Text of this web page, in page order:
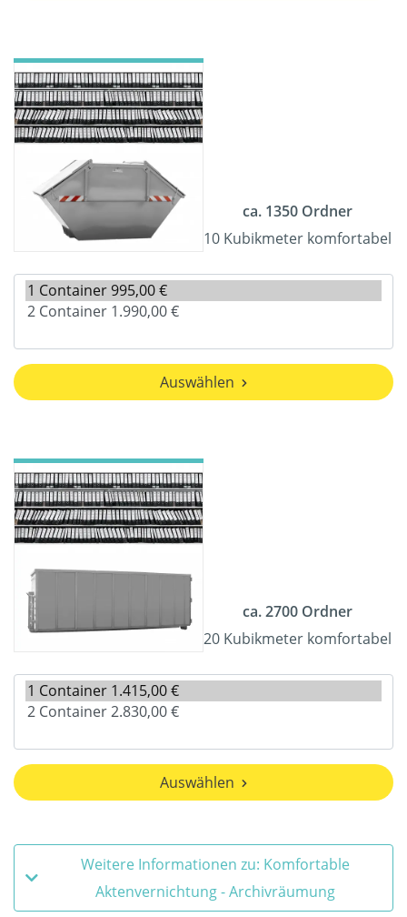
ca. 1350 Ordner
10 Kubikmeter komfortabel
Auswählen
ca. 2700 Ordner
20 Kubikmeter komfortabel
Auswählen
Weitere Informationen zu: Komfortable
Aktenvernichtung - Archivräumung